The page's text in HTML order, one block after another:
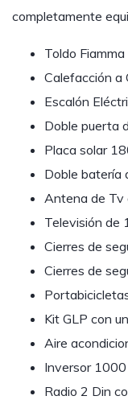
completamente
Toldo
Calefacción a
Escalón
Doble puerta
Placa solar
Doble batería
Antena de Tv
Televisión de
Cierres de
Cierres de
Kit GLP con
Aire
Inversor
Radio 2 Din